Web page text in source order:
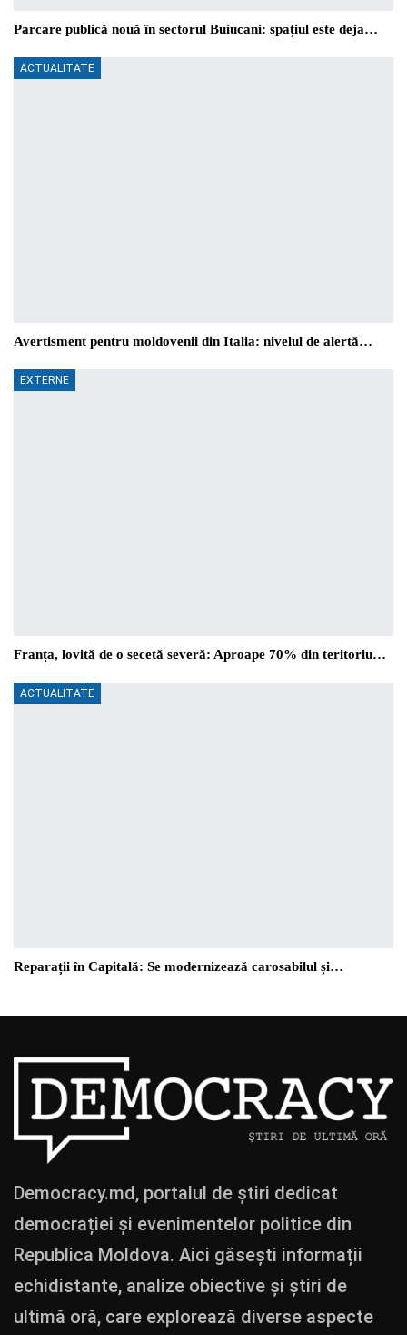
Parcare publică nouă în sectorul Buiucani: spațiul este deja…
ACTUALITATE
Avertisment pentru moldovenii din Italia: nivelul de alertă…
EXTERNE
Franța, lovită de o secetă severă: Aproape 70% din teritoriu…
ACTUALITATE
Reparații în Capitală: Se modernizează carosabilul și…
Democracy.md, portalul de știri dedicat
democrației și evenimentelor politice din
Republica Moldova. Aici găsești informații
echidistante, analize obiective și știri de
ultimă oră, care explorează diverse aspecte